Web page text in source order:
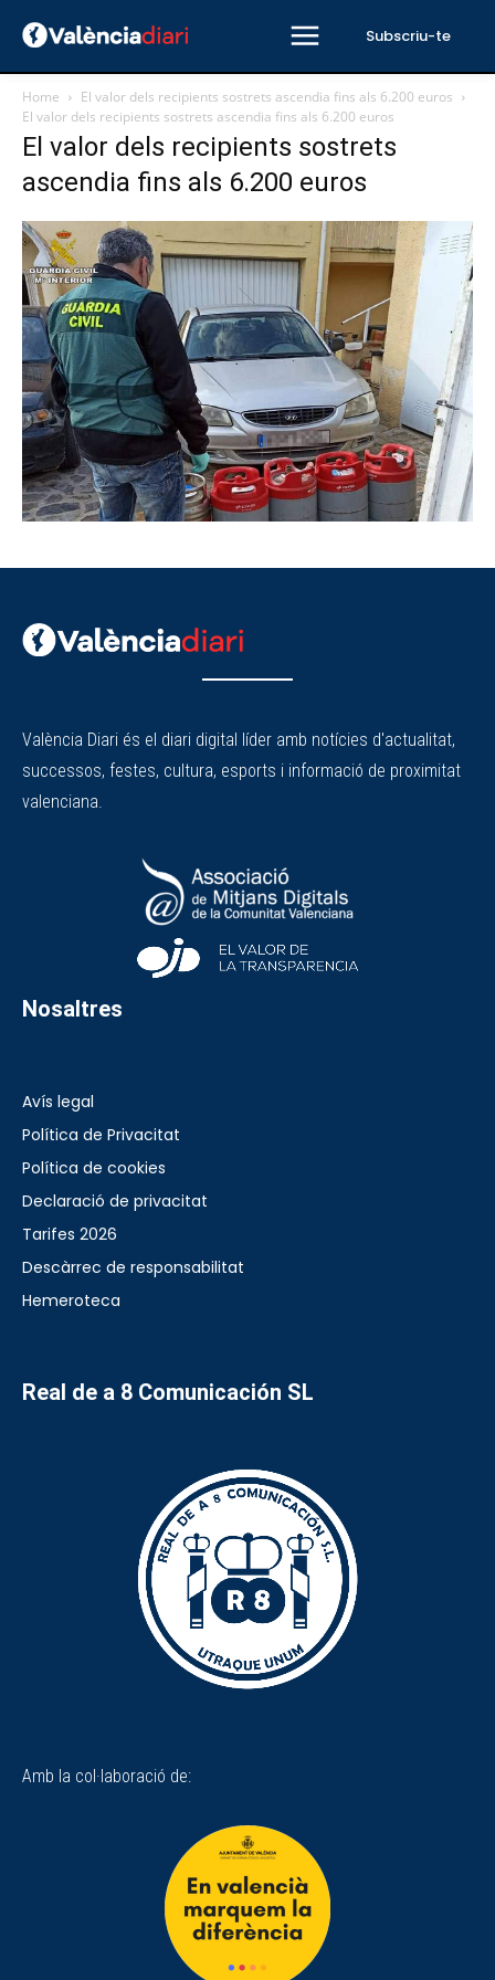
Subscriu-te
Home
El valor dels recipients sostrets ascendia fins als 6.200 euros
El valor dels recipients sostrets ascendia fins als 6.200 euros
El valor dels recipients sostrets
ascendia fins als 6.200 euros
València Diari és el diari digital líder amb notícies d'actualitat,
successos, festes, cultura, esports i informació de proximitat
valenciana.
Nosaltres
Avís legal
Política de Privacitat
Política de cookies
Declaració de privacitat
Tarifes 2026
Descàrrec de responsabilitat
Hemeroteca
Real de a 8 Comunicación SL
Amb la col·laboració de: